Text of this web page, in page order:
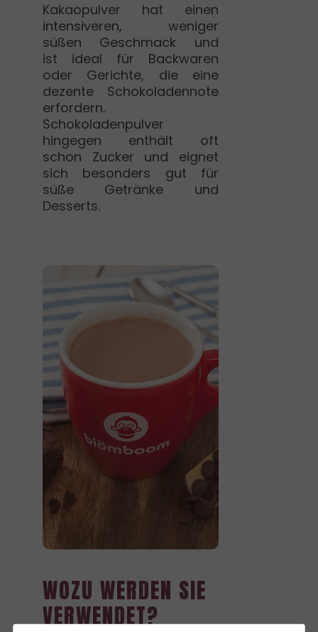
Kakaopulver hat einen
intensiveren, weniger
süßen Geschmack und
ist ideal für Backwaren
oder Gerichte, die eine
dezente Schokoladennote
erfordern.
Schokoladenpulver
hingegen enthält oft
schon Zucker und eignet
sich besonders gut für
süße Getränke und
Desserts.
WOZU WERDEN SIE
VERWENDET?